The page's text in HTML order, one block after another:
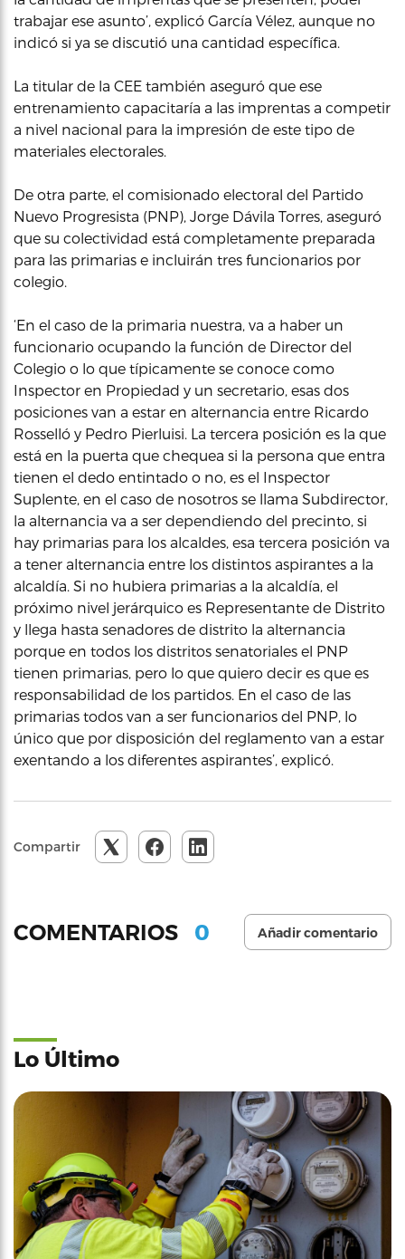
trabajar ese asunto’, explicó García Vélez, aunque no
indicó si ya se discutió una cantidad específica.
La titular de la CEE también aseguró que ese
entrenamiento capacitaría a las imprentas a competir
a nivel nacional para la impresión de este tipo de
materiales electorales.
De otra parte, el comisionado electoral del Partido
Nuevo Progresista (PNP), Jorge Dávila Torres, aseguró
que su colectividad está completamente preparada
para las primarias e incluirán tres funcionarios por
colegio.
‘En el caso de la primaria nuestra, va a haber un
funcionario ocupando la función de Director del
Colegio o lo que típicamente se conoce como
Inspector en Propiedad y un secretario, esas dos
posiciones van a estar en alternancia entre Ricardo
Rosselló y Pedro Pierluisi. La tercera posición es la que
está en la puerta que chequea si la persona que entra
tienen el dedo entintado o no, es el Inspector
Suplente, en el caso de nosotros se llama Subdirector,
la alternancia va a ser dependiendo del precinto, si
hay primarias para los alcaldes, esa tercera posición va
a tener alternancia entre los distintos aspirantes a la
alcaldía. Si no hubiera primarias a la alcaldía, el
próximo nivel jerárquico es Representante de Distrito
y llega hasta senadores de distrito la alternancia
porque en todos los distritos senatoriales el PNP
tienen primarias, pero lo que quiero decir es que es
responsabilidad de los partidos. En el caso de las
primarias todos van a ser funcionarios del PNP, lo
único que por disposición del reglamento van a estar
exentando a los diferentes aspirantes’, explicó.
Compartir
COMENTARIOS 0 Añadir comentario
Lo Último